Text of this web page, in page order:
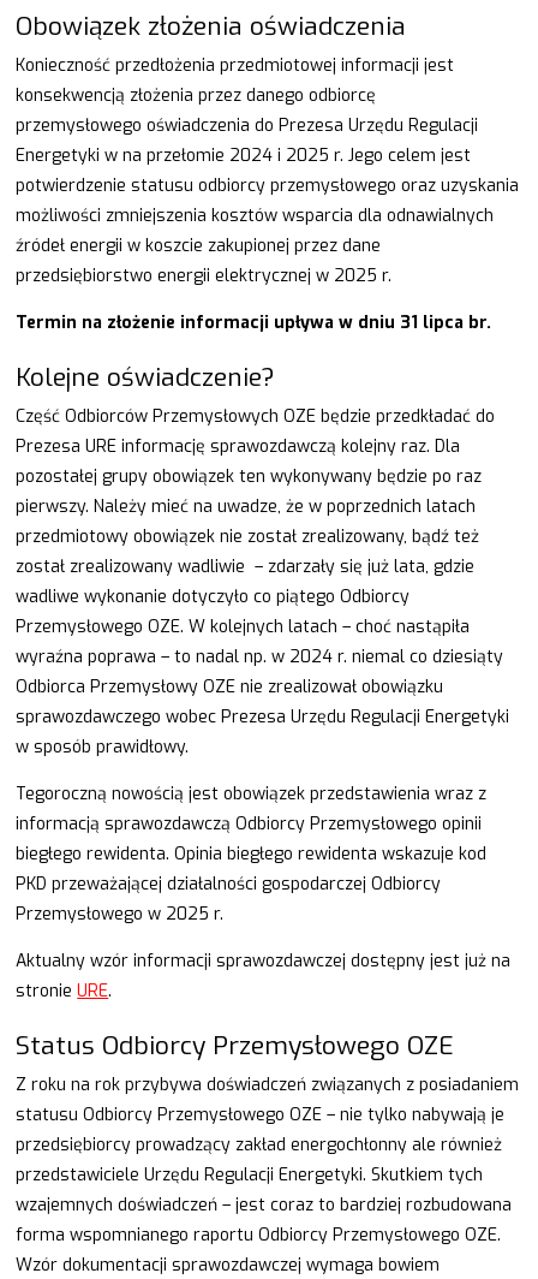
Obowiązek złożenia oświadczenia
Konieczność przedłożenia przedmiotowej informacji jest
konsekwencją złożenia przez danego odbiorcę
przemysłowego oświadczenia do Prezesa Urzędu Regulacji
Energetyki w na przełomie 2024 i 2025 r. Jego celem jest
potwierdzenie statusu odbiorcy przemysłowego oraz uzyskania
możliwości zmniejszenia kosztów wsparcia dla odnawialnych
źródeł energii w koszcie zakupionej przez dane
przedsiębiorstwo energii elektrycznej w 2025 r.
Termin na złożenie informacji upływa w dniu 31 lipca br.
Kolejne oświadczenie?
Część Odbiorców Przemysłowych OZE będzie przedkładać do
Prezesa URE informację sprawozdawczą kolejny raz. Dla
pozostałej grupy obowiązek ten wykonywany będzie po raz
pierwszy. Należy mieć na uwadze, że w poprzednich latach
przedmiotowy obowiązek nie został zrealizowany, bądź też
został zrealizowany wadliwie – zdarzały się już lata, gdzie
wadliwe wykonanie dotyczyło co piątego Odbiorcy
Przemysłowego OZE. W kolejnych latach – choć nastąpiła
wyraźna poprawa – to nadal np. w 2024 r. niemal co dziesiąty
Odbiorca Przemysłowy OZE nie zrealizował obowiązku
sprawozdawczego wobec Prezesa Urzędu Regulacji Energetyki
w sposób prawidłowy.
Tegoroczną nowością jest obowiązek przedstawienia wraz z
informacją sprawozdawczą Odbiorcy Przemysłowego opinii
biegłego rewidenta. Opinia biegłego rewidenta wskazuje kod
PKD przeważającej działalności gospodarczej Odbiorcy
Przemysłowego w 2025 r.
Aktualny wzór informacji sprawozdawczej dostępny jest już na
stronieURE.
Status Odbiorcy Przemysłowego OZE
Z roku na rok przybywa doświadczeń związanych z posiadaniem
statusu Odbiorcy Przemysłowego OZE – nie tylko nabywają je
przedsiębiorcy prowadzący zakład energochłonny ale również
przedstawiciele Urzędu Regulacji Energetyki. Skutkiem tych
wzajemnych doświadczeń – jest coraz to bardziej rozbudowana
forma wspomnianego raportu Odbiorcy Przemysłowego OZE.
Wzór dokumentacji sprawozdawczej wymaga bowiem